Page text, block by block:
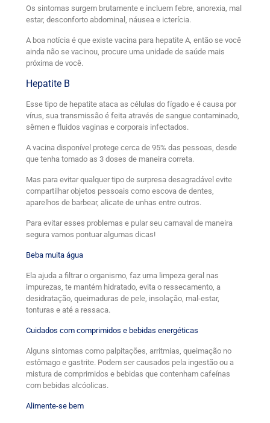
Os sintomas surgem brutamente e incluem febre, anorexia, mal
estar, desconforto abdominal, náusea e icterícia.
A boa notícia é que existe vacina para hepatite A, então se você
ainda não se vacinou, procure uma unidade de saúde mais
próxima de você.
Hepatite B
Esse tipo de hepatite ataca as células do fígado e é causa por
vírus, sua transmissão é feita através de sangue contaminado,
sêmen e fluidos vaginas e corporais infectados.
A vacina disponível protege cerca de 95% das pessoas, desde
que tenha tomado as 3 doses de maneira correta.
Mas para evitar qualquer tipo de surpresa desagradável evite
compartilhar objetos pessoais como escova de dentes,
aparelhos de barbear, alicate de unhas entre outros.
Para evitar esses problemas e pular seu carnaval de maneira
segura vamos pontuar algumas dicas!
Beba muita água
Ela ajuda a filtrar o organismo, faz uma limpeza geral nas
impurezas, te mantém hidratado, evita o ressecamento, a
desidratação, queimaduras de pele, insolação, mal-estar,
tonturas e até a ressaca.
Cuidados com comprimidos e bebidas energéticas
Alguns sintomas como palpitações, arritmias, queimação no
estômago e gastrite. Podem ser causados pela ingestão ou a
mistura de comprimidos e bebidas que contenham cafeínas
com bebidas alcóolicas.
Alimente-se bem